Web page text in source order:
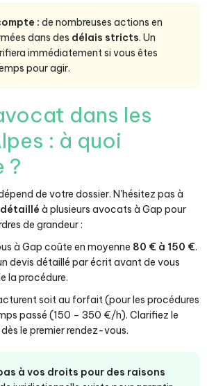
: de nombreuses actions en
dans des délais stricts. Un
immédiatement si vous êtes
pour agir.
dans les
: à quoi
?
de votre dossier. N'hésitez pas à
détaillé à plusieurs avocats à Gap pour
de grandeur :
à Gap coûte en moyenne 80 € à 150 €.
devis détaillé par écrit avant de vous
la procédure.
soit au forfait (pour les procédures
passé (150 – 350 €/h). Clarifiez le
le premier rendez-vous.
à vos droits pour des raisons